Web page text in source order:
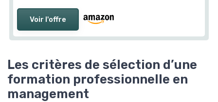
Voir l'offre
Les critères de sélection d’une
formation professionnelle en
management